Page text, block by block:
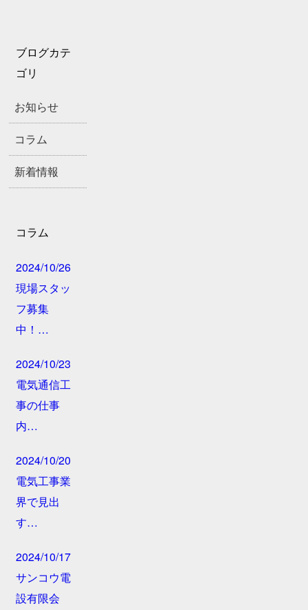
ブログカテ
ゴリ
お知らせ
コラム
新着情報
コラム
2024/10/26
現場スタッ
フ募集
中！…
2024/10/23
電気通信工
事の仕事
内…
2024/10/20
電気工事業
界で見出
す…
2024/10/17
サンコウ電
設有限会